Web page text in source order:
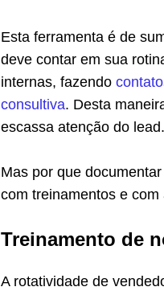
Esta ferramenta é de
deve contar em sua
internas, fazendo
consultiva. Desta
escassa atenção do lead.
Mas por que
com treinamentos e
Treinamento de
A rotatividade de